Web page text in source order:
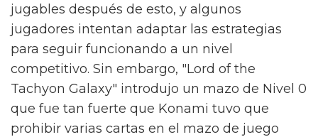
jugables después de esto, y algunos
jugadores intentan adaptar las estrategias
para seguir funcionando a un nivel
competitivo. Sin embargo, "Lord of the
Tachyon Galaxy" introdujo un mazo de Nivel 0
que fue tan fuerte que Konami tuvo que
prohibir varias cartas en el mazo de juego